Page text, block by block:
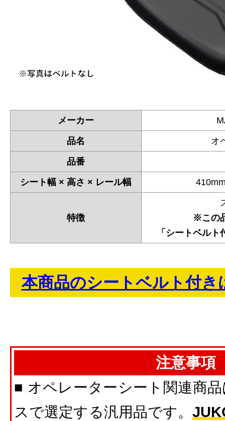
メーカー
品名 オ
品番
シート幅 × 高さ × レール幅
特徴
※この
「シートベル
本商品のシートベルト付
注意事項
■ オペレーターシート関連商
スで選定する汎用品です。